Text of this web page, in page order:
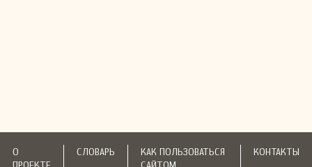
О
СЛОВАРЬ
КАК ПОЛЬЗОВАТЬСЯ
КОНТАКТЫ